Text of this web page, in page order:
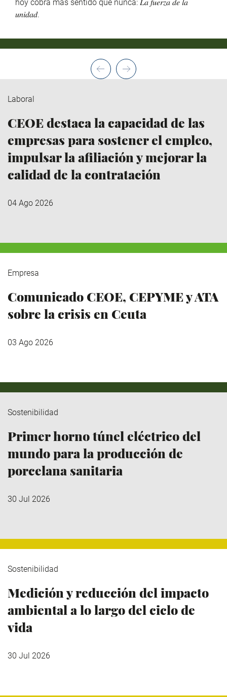
hoy cobra más sentido que nunca: 𝐿𝑎 𝑓𝑢𝑒𝑟𝑧𝑎 𝑑𝑒 𝑙𝑎
𝑢𝑛𝑖𝑑𝑎𝑑.
Laboral
CEOE destaca la capacidad de las
empresas para sostener el empleo,
impulsar la afiliación y mejorar la
calidad de la contratación
04 Ago 2026
Empresa
Comunicado CEOE, CEPYME y ATA
sobre la crisis en Ceuta
03 Ago 2026
Sostenibilidad
Primer horno túnel eléctrico del
mundo para la producción de
porcelana sanitaria
30 Jul 2026
Sostenibilidad
Medición y reducción del impacto
ambiental a lo largo del ciclo de
vida
30 Jul 2026